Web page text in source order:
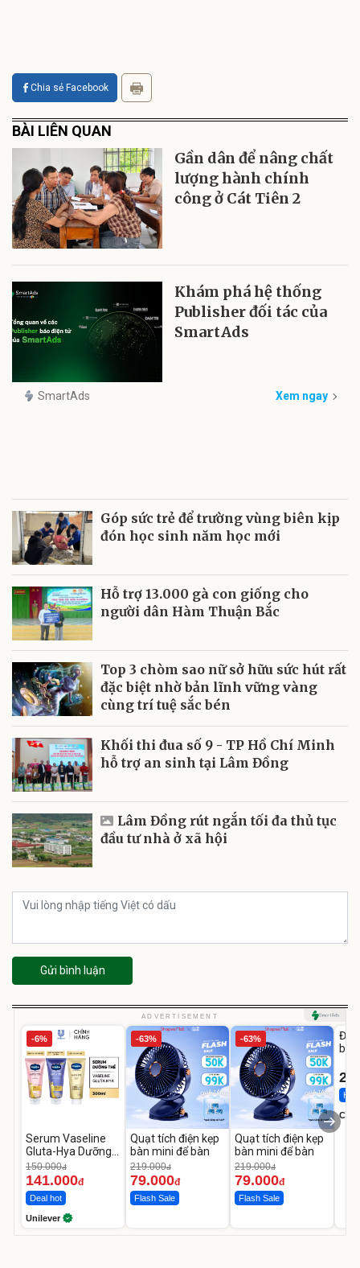
Chia sẻ Facebook
BÀI LIÊN QUAN
Gần dân để nâng chất
lượng hành chính
công ở Cát Tiên 2
Khám phá hệ thống
Publisher đối tác của
SmartAds
SmartAds Xem ngay
Góp sức trẻ để trường vùng biên kịp
đón học sinh năm học mới
Hỗ trợ 13.000 gà con giống cho
người dân Hàm Thuận Bắc
Top 3 chòm sao nữ sở hữu sức hút rất
đặc biệt nhờ bản lĩnh vững vàng
cùng trí tuệ sắc bén
Khối thi đua số 9 - TP Hồ Chí Minh
hỗ trợ an sinh tại Lâm Đồng
Lâm Đồng rút ngắn tối đa thủ tục
đầu tư nhà ở xã hội
Gửi bình luận
ADVERTISEMENT
-6%
Serum Vaseline
Gluta-Hya Dưỡng
Da Sáng Mịn Sau 7
Ngày
150.000đ
141.000đ
Deal hot
Unilever
-63%
Quạt tích điện kẹp
bàn mini để bàn
219.000đ
79.000đ
Flash Sale
-63%
Quạt tích điện kẹp
bàn mini để bàn
219.000đ
79.000đ
Flash Sale
Đai
bé
Hot